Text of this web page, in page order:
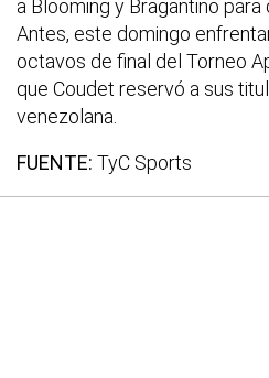
a Blooming y Bragantino para
Antes, este domingo
octavos de final del Torneo
que Coudet reservó a sus
venezolana.
FUENTE: TyC Sports